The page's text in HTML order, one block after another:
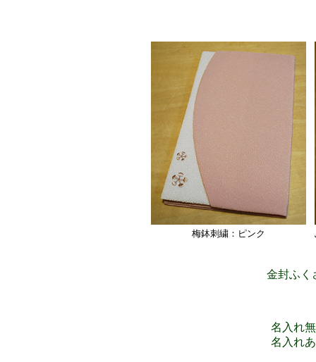
梅鉢刺繍：ピンク
金封ふく
名入れ
名入れ